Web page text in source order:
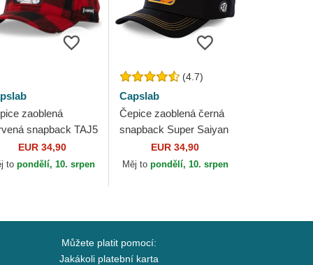
zaoblená
snapback TAJ5
Tom Looney Tunes
EUR 34,90
topondělí, 10. srpen
(4.7)
Capslab
Čepice zaoblená černá
snapback Super Saiyan
GO2 Son Goku Dragon
Ball Capslab
EUR 34,90
Měj to pondělí, 10. srpen
Můžete platit pomocí:
Jakákoli platební karta